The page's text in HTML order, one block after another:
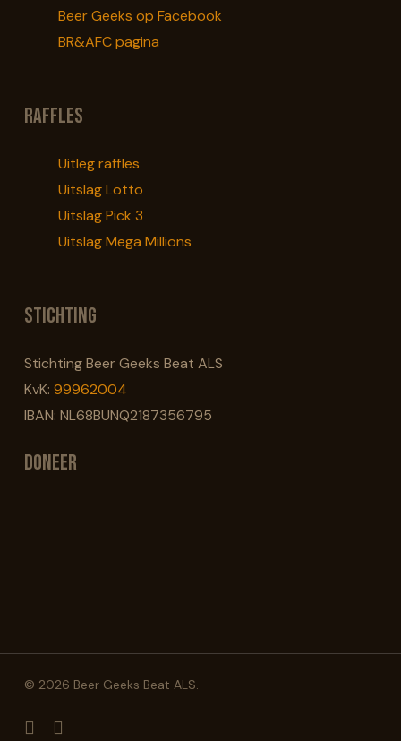
Beer Geeks op Facebook
BR&AFC pagina
Raffles
Uitleg raffles
Uitslag Lotto
Uitslag Pick 3
Uitslag Mega Millions
Stichting
Stichting Beer Geeks Beat ALS
KvK: 99962004
IBAN: NL68BUNQ2187356795
Doneer
© 2026 Beer Geeks Beat ALS.
facebookinstagram